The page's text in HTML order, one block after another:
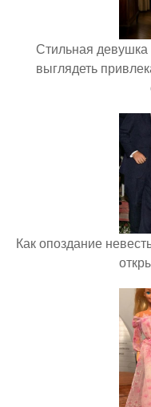
Стильная девушка
выглядеть
Как опоздание